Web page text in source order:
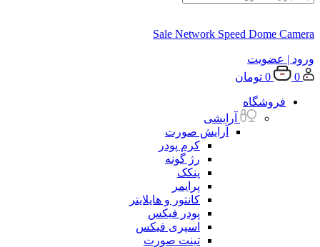
Sale Network Speed Dome Camera
ورود | عضویت
0
0 تومان
فروشگاه
آرایشی
آرایش صورت
کرم پودر
رژ گونه
پنکک
پرایمر
کانتور و هایلایتر
پودر فیکس
اسپری فیکس
تینت صورت